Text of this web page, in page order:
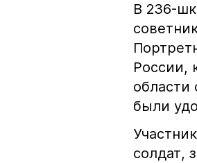
В 236-
России,
области
были
солдат,